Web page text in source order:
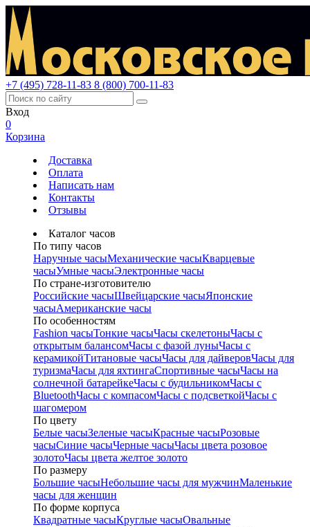
+7 (495) 728-11-83 8 (800) 700-11-83
Вход
0
Корзина
Доставка
Оплата
Написать нам
Контакты
Отзывы
Каталог часов
По типу часов
Наручные часыМеханические часыКварцевые
часыУмные часыЭлектронные часы
По стране-изготовителю
Российские часыШвейцарские часыЯпонские
часыАмериканские часы
По особенностям
Fashion часыТонкие часыЧасы скелетоныЧасы с
открытым балансомЧасы с фазой луныЧасы с
керамикойТитановые часыЧасы для дайверовЧасы для
туризмаЧасы для яхтингаСпортивные часыЧасы на
солнечной батарейкеЧасы с будильникомЧасы с
BluetoothЧасы с компасомЧасы с подсветкойЧасы с
шагомером
По цвету
Белые часыЗеленые часыКрасные часыРозовые
часыСиние часыЧерные часыЧасы цвета розовое
золотоЧасы цвета желтое золото
По размеру
Большие часыНебольшие часы для мужчинМаленькие
часы для женщин
По форме корпуса
Квадратные часыКруглые часыОвальные